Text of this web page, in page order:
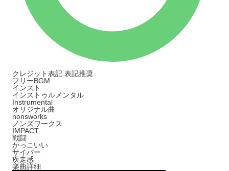
クレジット表記 表記推奨
フリーBGM
インスト
インストゥルメンタル
Instrumental
オリジナル曲
nonsworks
ノンズワークス
IMPACT
戦闘
かっこいい
サイバー
疾走感
楽曲詳細